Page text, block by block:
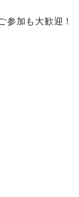
参加も大歓迎！